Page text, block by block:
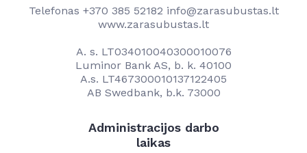
Kontaktai
Darbuotojams
Kainos
Telefonas +370 385 52182 info@zarasubustas.lt
www.zarasubustas.lt
A. s. LT034010040300010076
Luminor Bank AS, b. k. 40100
A.s. LT467300010137122405
AB Swedbank, b.k. 73000
Administracijos darbo
laikas